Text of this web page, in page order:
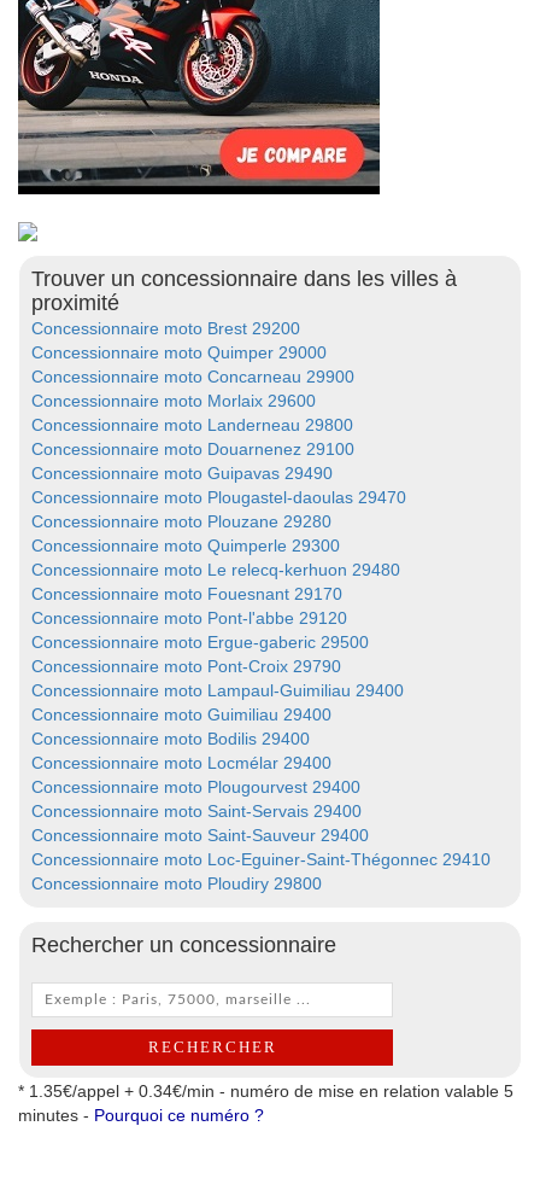
Trouver un concessionnaire dans les villes à
proximité
Concessionnaire moto Brest 29200
Concessionnaire moto Quimper 29000
Concessionnaire moto Concarneau 29900
Concessionnaire moto Morlaix 29600
Concessionnaire moto Landerneau 29800
Concessionnaire moto Douarnenez 29100
Concessionnaire moto Guipavas 29490
Concessionnaire moto Plougastel-daoulas 29470
Concessionnaire moto Plouzane 29280
Concessionnaire moto Quimperle 29300
Concessionnaire moto Le relecq-kerhuon 29480
Concessionnaire moto Fouesnant 29170
Concessionnaire moto Pont-l'abbe 29120
Concessionnaire moto Ergue-gaberic 29500
Concessionnaire moto Pont-Croix 29790
Concessionnaire moto Lampaul-Guimiliau 29400
Concessionnaire moto Guimiliau 29400
Concessionnaire moto Bodilis 29400
Concessionnaire moto Locmélar 29400
Concessionnaire moto Plougourvest 29400
Concessionnaire moto Saint-Servais 29400
Concessionnaire moto Saint-Sauveur 29400
Concessionnaire moto Loc-Eguiner-Saint-Thégonnec 29410
Concessionnaire moto Ploudiry 29800
Rechercher un concessionnaire
* 1.35€/appel + 0.34€/min - numéro de mise en relation valable 5
minutes - Pourquoi ce numéro ?